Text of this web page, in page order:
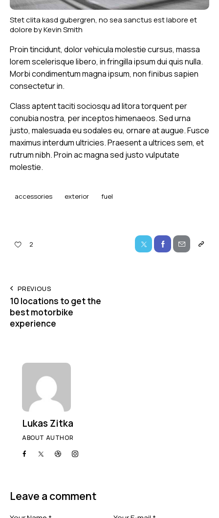
Stet clita kasd gubergren, no sea sanctus est labore et
dolore byKevin Smith
Proin tincidunt, dolor vehicula molestie cursus, massa
lorem scelerisque libero, in fringilla ipsum dui quis nulla.
Morbi condimentum magna ipsum, non finibus sapien
consectetur in.
Class aptent taciti sociosqu ad litora torquent per
conubia nostra, per inceptos himenaeos. Sed urna
justo, malesuada eu sodales eu, ornare at augue. Fusce
maximus interdum ultricies. Praesent a ultrices sem, et
rutrum nibh. Proin ac magna sed justo vulputate
molestie.
accessories exterior fuel
2
PREVIOUS
10 locations to get the
best motorbike
experience
Lukas Zitka
ABOUT AUTHOR
Leave a comment